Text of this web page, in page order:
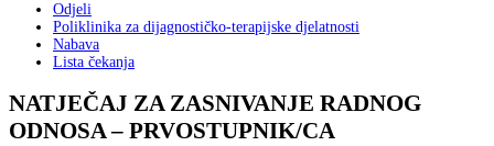
Odjeli
Poliklinika za dijagnostičko-terapijske djelatnosti
Nabava
Lista čekanja
NATJEČAJ ZA ZASNIVANJE RADNOG
ODNOSA – PRVOSTUPNIK/CA